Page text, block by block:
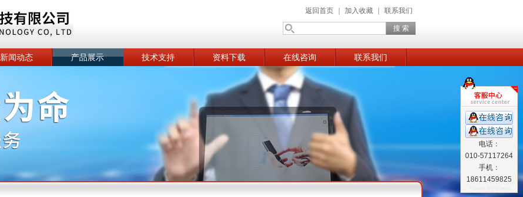
返回首页 加入收藏 联系我们
新闻动态 产品展示 技术支持 资料下载 在线咨询 联系我们
电话：
010-57117264
手机：
18611459825